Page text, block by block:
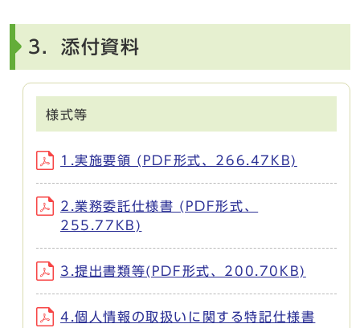
3．添付資料
様式等
1.実施要領 (PDF形式、266.47KB)
2.業務委託仕様書 (PDF形式、
255.77KB)
3.提出書類等(PDF形式、200.70KB)
4.個人情報の取扱いに関する特記仕様書